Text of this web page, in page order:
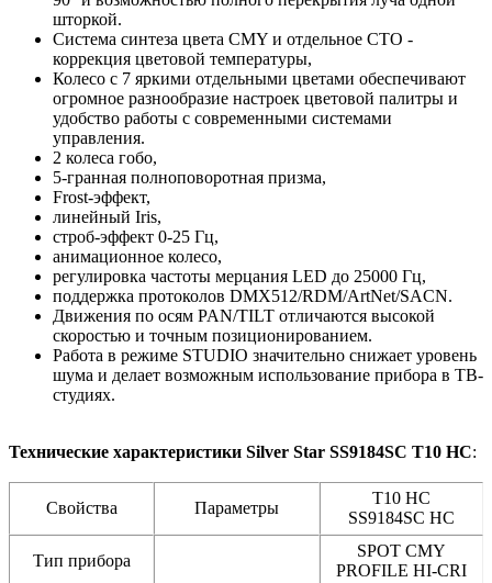
шторкой.
Система синтеза цвета CMY и отдельное CTO -
коррекция цветовой температуры,
Колесо с 7 яркими отдельными цветами обеспечивают
огромное разнообразие настроек цветовой палитры и
удобство работы с современными системами
управления.
2 колеса гобо,
5-гранная полноповоротная призма,
Frost-эффект,
линейный Iris,
строб-эффект 0-25 Гц,
анимационное колесо,
регулировка частоты мерцания LED до 25000 Гц,
поддержка протоколов DMX512/RDM/ArtNet/SACN.
Движения по осям PAN/TILT отличаются высокой
скоростью и точным позиционированием.
Работа в режиме STUDIO значительно снижает уровень
шума и делает возможным использование прибора в ТВ-
студиях.
Технические характеристики Silver Star SS9184SC T10 HC:
Свойства Параметры
T10 HC
SS9184SC HC
Тип прибора
SPOT CMY
PROFILE HI-CRI